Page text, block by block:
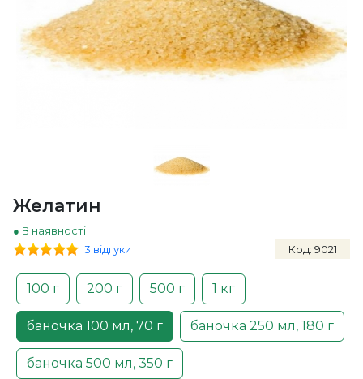
Желатин
● В наявності
3 відгуки
Код: 9021
100 г 200 г 500 г 1 кг
баночка 100 мл, 70 г баночка 250 мл, 180 г
баночка 500 мл, 350 г